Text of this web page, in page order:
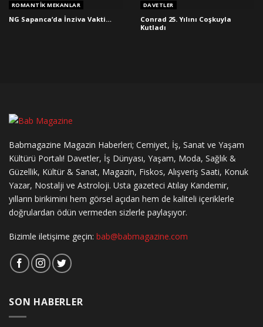
ROMANTIK MEKANLAR
NG Sapanca’da İnziva Vakti…
DAVETLER
Conrad 25. Yılını Coşkuyla
Kutladı
Babmagazine Magazin Haberleri; Cemiyet, İş, Sanat ve Yaşam
Kültürü Portalı! Davetler, İş Dünyası, Yaşam, Moda, Sağlık &
Güzellik, Kültür & Sanat, Magazin, Fiskos, Alışveriş Saati, Konuk
Yazar, Nostalji ve Astroloji. Usta gazeteci Atılay Kandemir,
yılların birikimini hem görsel açıdan hem de kaliteli içeriklerle
doğrulardan ödün vermeden sizlerle paylaşıyor.
Bizimle iletişime geçin: bab@babmagazine.com
SON HABERLER